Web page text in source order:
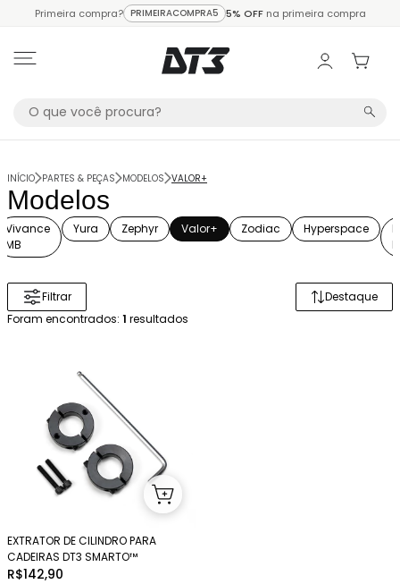
Primeira compra? PRIMEIRACOMPRA5 5% OFFna primeira compra
INÍCIO PARTES & PEÇAS MODELOS VALOR+
Modelos
Vivance
MB
Yura Zephyr Valor+ Zodiac Hyperspace
Foram encontrados: 1 resultados
Ordenar
Destaque
Filtrar
EXTRATOR DE CILINDRO PARA
CADEIRAS DT3 SMARTO™
R$142,90